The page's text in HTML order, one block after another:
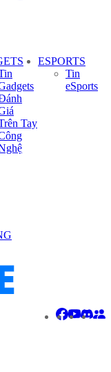
Tay
ESPORTS
Tin
eSports